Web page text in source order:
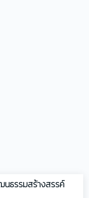
นธรรมสร้างสรรค์